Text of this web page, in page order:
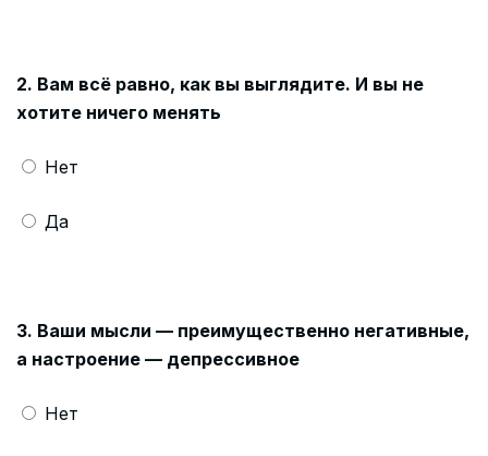
2. Вам всё равно, как вы выглядите. И вы не
хотите ничего менять
Нет
Да
3. Ваши мысли — преимущественно негативные,
а настроение — депрессивное
Нет